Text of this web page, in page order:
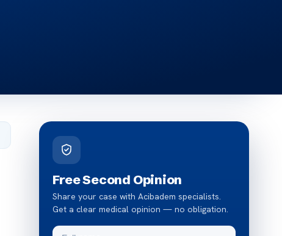
Free Second Opinion
Share your case with Acibadem specialists.
Get a clear medical opinion — no obligation.